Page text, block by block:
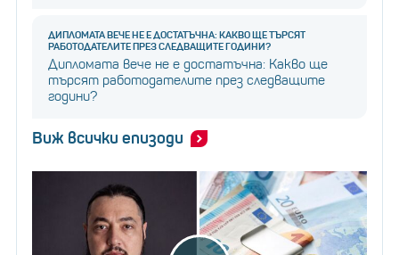
ДИПЛОМАТА ВЕЧЕ НЕ Е ДОСТАТЪЧНА: КАКВО ЩЕ ТЪРСЯТ
РАБОТОДАТЕЛИТЕ ПРЕЗ СЛЕДВАЩИТЕ ГОДИНИ?
Дипломата вече не е достатъчна: Какво ще
търсят работодателите през следващите
години?
Виж всички епизоди